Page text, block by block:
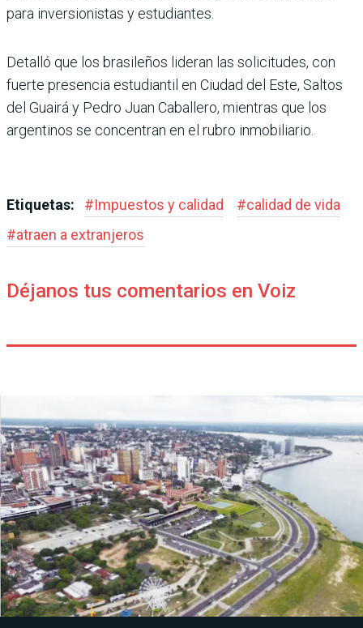
para inversionistas y estudiantes.
Detalló que los brasileños lide­ran las solicitudes, con
fuerte presencia estudiantil en Ciu­dad del Este, Saltos
del Guairá y Pedro Juan Caballero, mientras que los
argentinos se concen­tran en el rubro inmobiliario.
Etiquetas: #Impuestos y calidad #calidad de vida
#atraen a extranjeros
Déjanos tus comentarios en Voiz